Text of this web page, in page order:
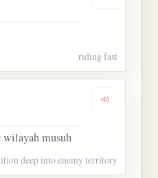
Dengarkan
riding fast
Dengarkan
musuh
deep into enemy territory